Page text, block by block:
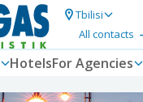
Tbilisi
All contacts
HotelsFor Agencies